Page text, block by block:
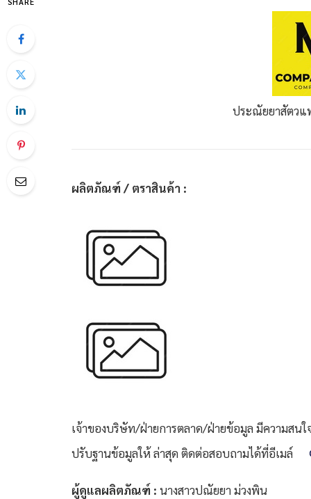
ประณัยยาสัตวแ
ผลิตภัณฑ์ / ตราสินค้า :
เจ้าของบริษัท/ฝ่ายการตลาด/ฝ่ายข้อมูล มีความส
ปรับฐานข้อมูลให้ ล่าสุด ติดต่อสอบถามได้ที่อีเมล์
ผู้ดูแลผลิตภัณฑ์ : นางสาวปณัยยา ม่วงพิน